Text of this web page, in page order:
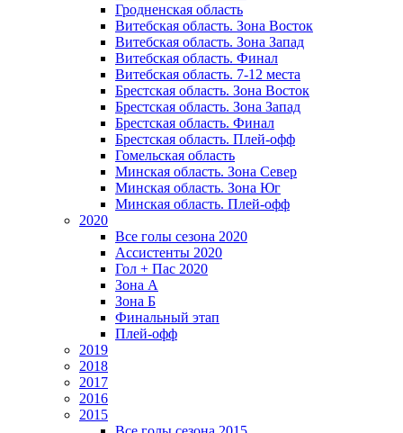
Гродненская область
Витебская область. Зона Восток
Витебская область. Зона Запад
Витебская область. Финал
Витебская область. 7-12 места
Брестская область. Зона Восток
Брестская область. Зона Запад
Брестская область. Финал
Брестская область. Плей-офф
Гомельская область
Минская область. Зона Север
Минская область. Зона Юг
Минская область. Плей-офф
2020
Все голы сезона 2020
Ассистенты 2020
Гол + Пас 2020
Зона А
Зона Б
Финальный этап
Плей-офф
2019
2018
2017
2016
2015